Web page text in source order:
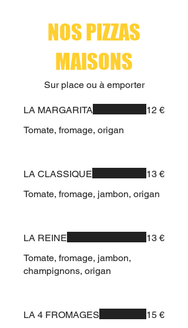
NOS PIZZAS
MAISONS
Sur place ou à emporter
LA MARGARITA
Tomate, fromage, origan
12 €
LA CLASSIQUE
Tomate, fromage, jambon, origan
13 €
LA REINE
Tomate, fromage, jambon,
champignons, origan
13 €
LA 4 FROMAGES 15 €